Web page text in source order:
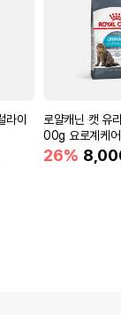
라이
로얄캐닌 캣 유
00g 요로계케어
26%